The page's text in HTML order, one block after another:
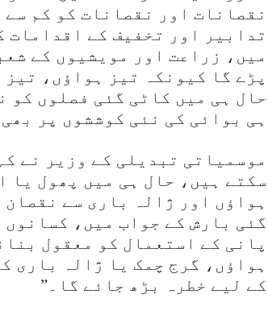
نقصانات اور نقصانات کو کم
تدابیر اور تخفیف کے اقدامات
میں، زراعت اور مویشیوں کے
پڑے گا کیونکہ تیز ہواؤں،
حال ہی میں کاٹی گئی فصلوں کو
ہی بوائی کی نئی کوششوں پر
موسمیاتی تبدیلی کے وزیر نے
سکتے ہیں، حال ہی میں پھول یا
ہواؤں اور ژالہ باری سے
گئی بارش کے جواب میں،
پانی کے استعمال کو معقول
ہواؤں، گرج چمک یا ژالہ باری
کے لیے خطرہ بڑھ جائے گا۔”